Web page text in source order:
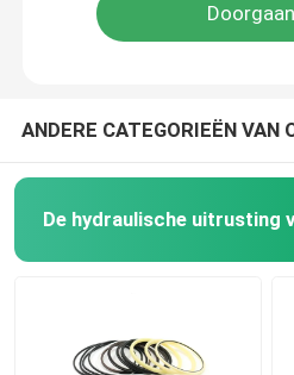
Hydraulische Slijtagering
ANDERE CATEGORIEËN VAN